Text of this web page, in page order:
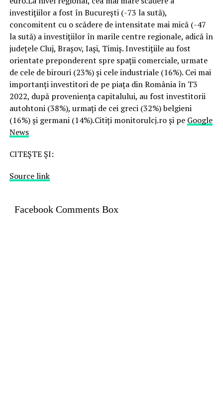
investițiilor a fost în București (-73 la sută),
concomitent cu o scădere de intensitate mai mică (-47
la sută) a investițiilor în marile centre regionale, adică în
județele Cluj, Brașov, Iași, Timiș. Investițiile au fost
orientate preponderent spre spații comerciale, urmate
de cele de birouri (23%) și cele industriale (16%). Cei mai
importanți investitori de pe piața din România în T3
2022, după proveniența capitalului, au fost investitorii
autohtoni (38%), urmați de cei greci (32%) belgieni
(16%) și germani (14%).Citiți monitorulcj.ro și pe Google
News
CITEȘTE ȘI:
Source link
Facebook Comments Box